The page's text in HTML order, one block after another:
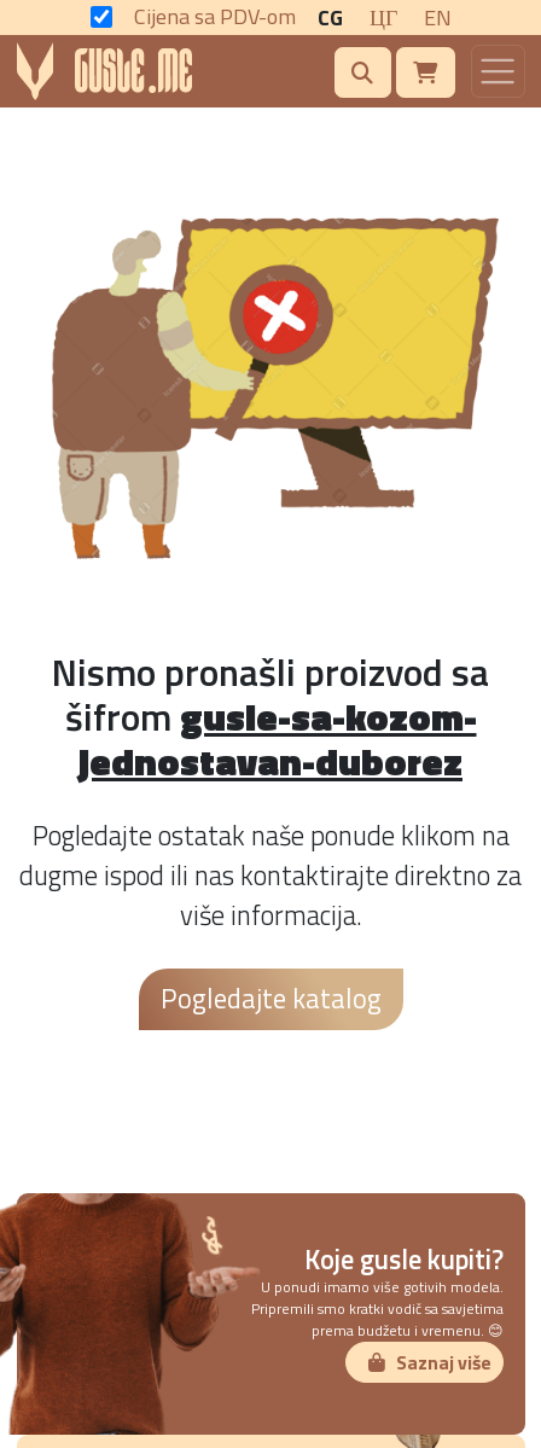
Cijena sa PDV-om CG ЦГ EN
Nismo pronašli proizvod sa
šifromgusle-sa-kozom-
jednostavan-duborez
Pogledajte ostatak naše ponude klikom na
dugme ispod ili nas kontaktirajte direktno za
više informacija.
Pogledajte katalog
Koje gusle kupiti?
U ponudi imamo više gotivih modela.
Pripremili smo kratki vodič sa savjetima
prema budžetu i vremenu. 😊
Saznaj više